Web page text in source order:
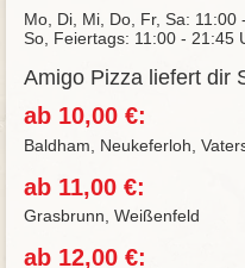
Mo, Di, Mi, Do, Fr, Sa:
So, Feiertags: 11:00 - 21:45
Amigo Pizza liefert dir
ab 10,00 €:
Baldham, Neukeferloh,
ab 11,00 €:
Grasbrunn, Weißenfeld
ab 12,00 €: